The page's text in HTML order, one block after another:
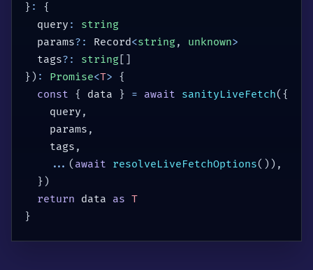
} :
{
  query
:
string
  params
? : Record<string, unknown>
  tags
? : string[ ]
} ) : Promise<T> {
const { data } = await sanityLiveFetch( {
    query
,
    params
,
    tags
,
... ( await resolveLiveFetchOptions( ) ) ,
} )
return data as T
}